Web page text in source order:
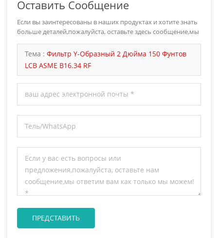
Оставить Сообщение
Если вы заинтересованы в наших продуктах и хотите знать
больше деталей,пожалуйста, оставьте здесь сообщение,мы
Тема : Фильтр Y-Образный 2 Дюйма 150 Фунтов
LCB ASME B16.34 RF